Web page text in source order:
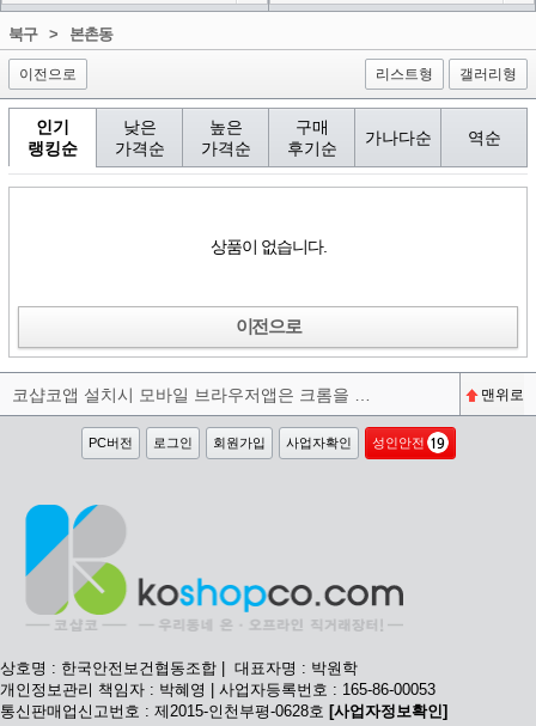
1
북구> 본촌동
이전으로 리스트형 갤러리형
인기
랭킹순
낮은
가격순
높은
가격순
구매
후기순
가나다순 역순
상품이 없습니다.
이전으로
맨위로
PC버전 로그인 회원가입 사업자확인 성인안전
상호명 : 한국안전보건협동조합 | 대표자명 : 박원학
개인정보관리 책임자 : 박혜영 | 사업자등록번호 : 165-86-00053
통신판매업신고번호 : 제2015-인천부평-0628호 [사업자정보확인]